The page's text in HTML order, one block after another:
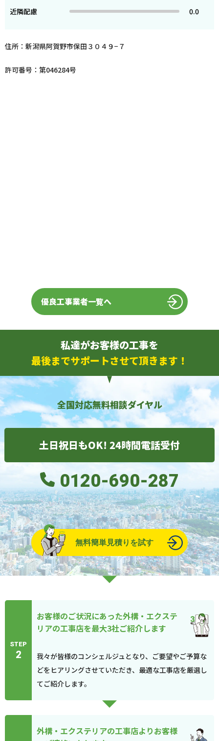
近隣配慮
0.0
住所：新潟県阿賀野市保田３０４９−７
許可番号：第046284号
優良工事業者一覧へ
私達がお客様の工事を
最後までサポートさせて頂きます！
全国対応無料相談ダイヤル
土日祝日もOK! 24時間電話受付
0120-690-287
無料簡単見積りを試す
STEP
2
お客様のご状況にあった外構・エクステ
リアの工事店を最大3社ご紹介します
我々が皆様のコンシェルジュとなり、ご要望やご予算な
どをヒアリングさせていただき、最適な工事店を厳選し
てご紹介します。
外構・エクステリアの工事店よりお客様